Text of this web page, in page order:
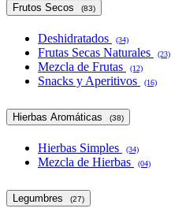
Frutos Secos (83)
Deshidratados (34)
Frutas Secas Naturales (23)
Mezcla de Frutas (12)
Snacks y Aperitivos (16)
Hierbas Aromáticas (38)
Hierbas Simples (34)
Mezcla de Hierbas (04)
Legumbres (27)